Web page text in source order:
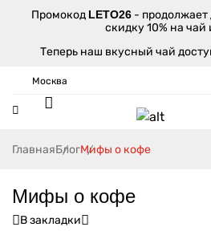
Промокод LETO26 - продолжает
скидку 10% на чай
Теперь наш вкусный чай
Москва
ГлавнаяБлогМифы о кофе
Мифы о кофе
В закладки